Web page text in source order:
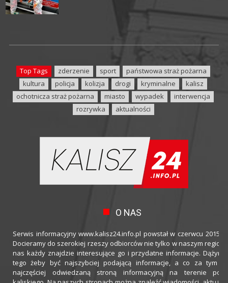
Top Tags zderzenie sport
państwowa straż pożarna
kultura
policja kolizja drogi kryminalne
kalisz
ochotnicza straż pożarna
miasto wypadek
interwencja
rozrywka
aktualności
O NAS
Serwis informacyjny www.kalisz24.info.pl powstał w czerwcu 2015
Docieramy do szerokiej rzeszy odbiorców nie tylko w naszym
nas każdy znajdzie interesujące go i przydatne informacje.
tego żeby być najszybciej podającą informacje, a co za tym
najczęściej odwiedzaną stroną informacyjną na terenie